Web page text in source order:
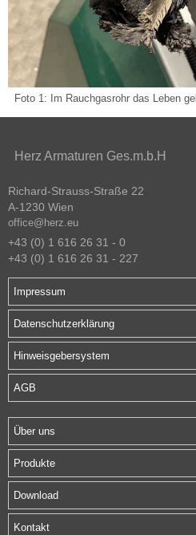
Foto 1: Im Rauchgasrohr das Leben
Herz Armaturen Ges.m.b.H
Richard-Strauss-Straße 22
A-1230 Wien
office@herz.eu
+43 (0) 1 616 26 31 - 0
+43 (0) 1 616 26 31 - 227
Impressum
Datenschutzerklärung
Hinweisgebersystem
AGB
Über uns
Produkte
Download
Kontakt